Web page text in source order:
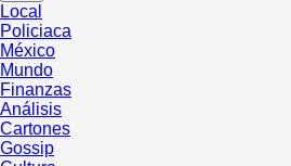
Local
Policiaca
México
Mundo
Finanzas
Análisis
Cartones
Gossip